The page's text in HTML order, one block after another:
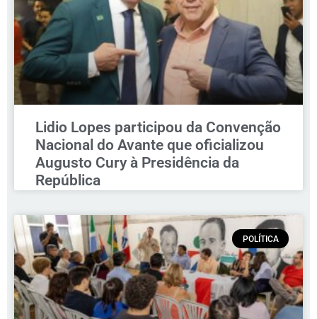
Lidio Lopes participou da Convenção
Nacional do Avante que oficializou
Augusto Cury à Presidência da
República
POLÍTICA